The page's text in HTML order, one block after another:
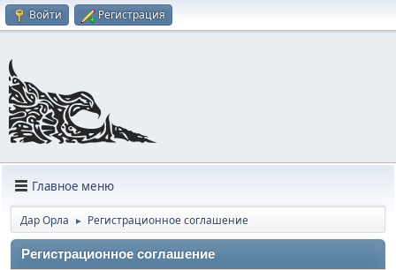
Войти Регистрация
Главное меню
Дар Орла ► Регистрационное соглашение
Регистрационное соглашение